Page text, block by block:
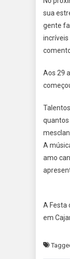
sua
gente
Aos 29
quantos
A
amo
A Festa
em